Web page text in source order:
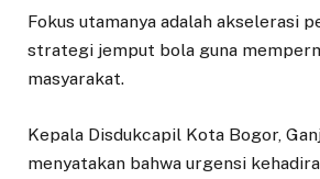
Fokus utamanya adalah akselerasi
strategi jemput bola guna
masyarakat.
​Kepala Disdukcapil Kota Bogor,
menyatakan bahwa urgensi